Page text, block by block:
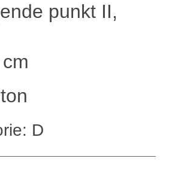
punkt II,
D